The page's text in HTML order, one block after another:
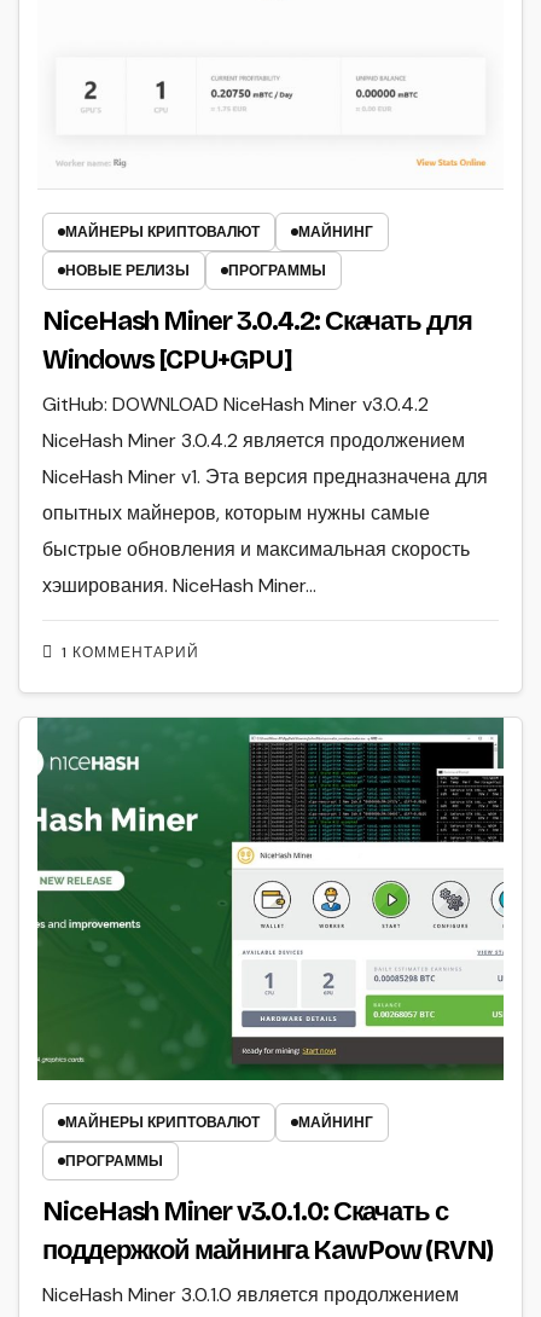
МАЙНЕРЫ КРИПТОВАЛЮТ
МАЙНИНГ
НОВЫЕ РЕЛИЗЫ
ПРОГРАММЫ
NiceHash Miner 3.0.4.2: Скачать для
Windows [CPU+GPU]
1 КОММЕНТАРИЙ
GitHub: DOWNLOAD NiceHash Miner v3.0.4.2
NiceHash Miner 3.0.4.2 является продолжением
NiceHash Miner v1. Эта версия предназначена для
опытных майнеров, которым нужны самые
быстрые обновления и максимальная скорость
хэширования. NiceHash Miner…
МАЙНЕРЫ КРИПТОВАЛЮТ
МАЙНИНГ
ПРОГРАММЫ
NiceHash Miner v3.0.1.0: Скачать с
поддержкой майнинга KawPow (RVN)
NiceHash Miner 3.0.1.0 является продолжением